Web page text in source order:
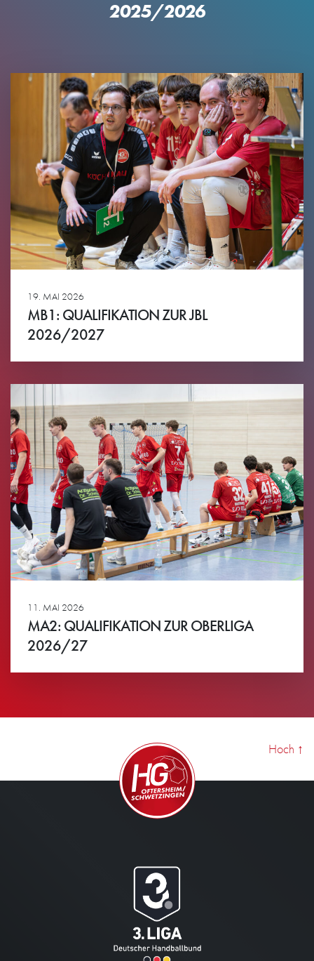
2025/2026
19. MAI 2026
MB1: QUALIFIKATION ZUR JBL
2026/2027
11. MAI 2026
MA2: QUALIFIKATION ZUR OBERLIGA
2026/27
Hoch ↑